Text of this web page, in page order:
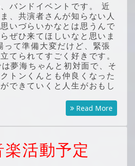
バンドイベントです。 近
、共演者さんが知らない人
いづらいかなとは思うんで
ぜひ来てほしいなと思いま
て準備大変だけど、緊張
てられてすごく好きです。
夢海ちゃんと初対面で、そ
トンくんとも仲良くなった
できていくと人生がおもし
Read More
活動予定